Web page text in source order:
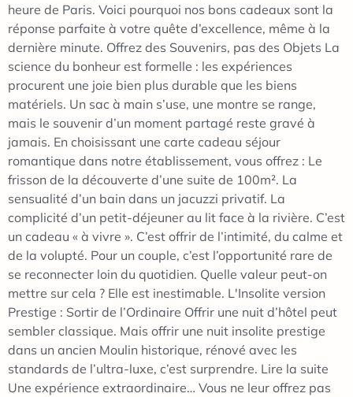
heure de Paris. Voici pourquoi nos bons cadeaux sont la
réponse parfaite à votre quête d’excellence, même à la
dernière minute. Offrez des Souvenirs, pas des Objets La
science du bonheur est formelle : les expériences
procurent une joie bien plus durable que les biens
matériels. Un sac à main s’use, une montre se range,
mais le souvenir d’un moment partagé reste gravé à
jamais. En choisissant une carte cadeau séjour
romantique dans notre établissement, vous offrez : Le
frisson de la découverte d’une suite de 100m². La
sensualité d’un bain dans un jacuzzi privatif. La
complicité d’un petit-déjeuner au lit face à la rivière. C’est
un cadeau « à vivre ». C’est offrir de l’intimité, du calme et
de la volupté. Pour un couple, c’est l’opportunité rare de
se reconnecter loin du quotidien. Quelle valeur peut-on
mettre sur cela ? Elle est inestimable. L'Insolite version
Prestige : Sortir de l’Ordinaire Offrir une nuit d’hôtel peut
sembler classique. Mais offrir une nuit insolite prestige
dans un ancien Moulin historique, rénové avec les
standards de l’ultra-luxe, c’est surprendre. Lire la suite
Une expérience extraordinaire… Vous ne leur offrez pas